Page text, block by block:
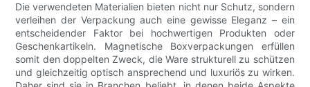
Die verwendeten Materialien bieten nicht nur Schutz, sondern
verleihen der Verpackung auch eine gewisse Eleganz – ein
entscheidender Faktor bei hochwertigen Produkten oder
Geschenkartikeln. Magnetische Boxverpackungen erfüllen
somit den doppelten Zweck, die Ware strukturell zu schützen
und gleichzeitig optisch ansprechend und luxuriös zu wirken.